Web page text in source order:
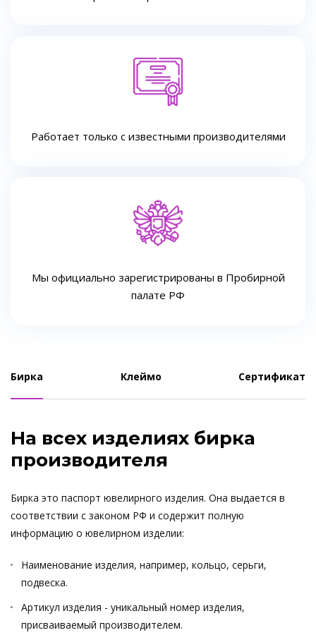
Работает только с известными производителями
Мы официально зарегистрированы в Пробирной
палате РФ
Бирка Клеймо Сертификат
На всех изделиях бирка
производителя
Бирка это паспорт ювелирного изделия. Она выдается в
соответствии с законом РФ и содержит полную
информацию о ювелирном изделии:
Наименование изделия, например, кольцо, серьги,
подвеска.
Артикул изделия - уникальный номер изделия,
присваиваемый производителем.